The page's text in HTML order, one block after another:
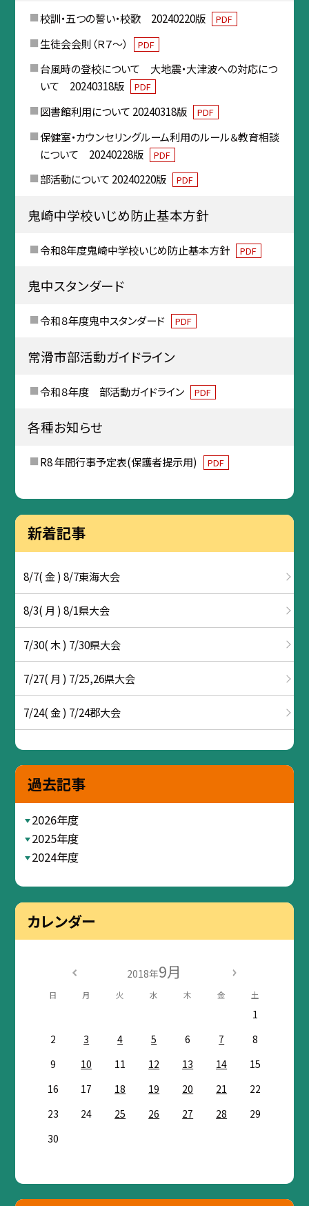
校訓・五つの誓い・校歌 20240220版 PDF
生徒会会則（Ｒ７～） PDF
台風時の登校について 大地震・大津波への対応につ
いて 20240318版
PDF
図書館利用について 20240318版 PDF
保健室・カウンセリングルーム利用のルール＆教育相談
について 20240228版
PDF
部活動について 20240220版 PDF
鬼崎中学校いじめ防止基本方針
令和8年度鬼崎中学校いじめ防止基本方針 PDF
鬼中スタンダード
令和８年度鬼中スタンダード PDF
常滑市部活動ガイドライン
令和８年度 部活動ガイドライン PDF
各種お知らせ
R8 年間行事予定表(保護者提示用) PDF
新着記事
8/7( 金 ) 8/7東海大会
8/3( 月 ) 8/1県大会
7/30( 木 ) 7/30県大会
7/27( 月 ) 7/25,26県大会
7/24( 金 ) 7/24郡大会
過去記事
2026年度
2025年度
2024年度
カレンダー
2018年9月
日 月 火 水 木 金 土
1
2
3 4 5 6 7
8
9
10 11 12 13 14
15
16
17 18 19 20 21
22
23
24 25 26 27 28
29
30